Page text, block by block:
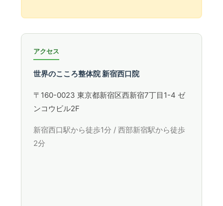
アクセス
世界のこころ整体院 新宿西口院
〒160-0023 東京都新宿区西新宿7丁目1-4 ゼ
ンコウビル2F
新宿西口駅から徒歩1分 / 西部新宿駅から徒歩
2分